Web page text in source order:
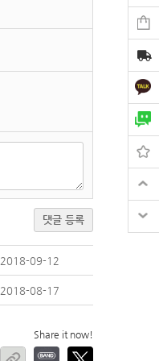
댓글 등록
2018-09-12
2018-08-17
Share it now!